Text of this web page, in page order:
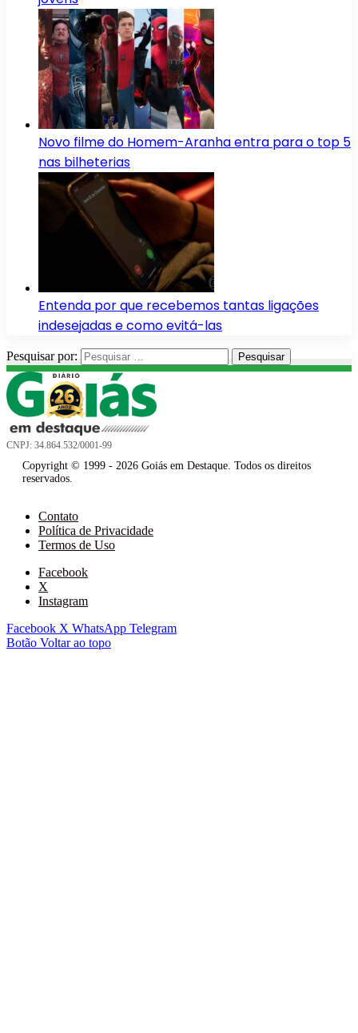
Novo filme do Homem-Aranha entra para o top 5
nas bilheterias
Entenda por que recebemos tantas ligações
indesejadas e como evitá-las
Pesquisar por:
CNPJ: 34.864.532/0001-99
Copyright © 1999 - 2026 Goiás em Destaque. Todos os direitos
reservados.
Contato
Política de Privacidade
Termos de Uso
Facebook
X
Instagram
Facebook X WhatsApp Telegram
Botão Voltar ao topo